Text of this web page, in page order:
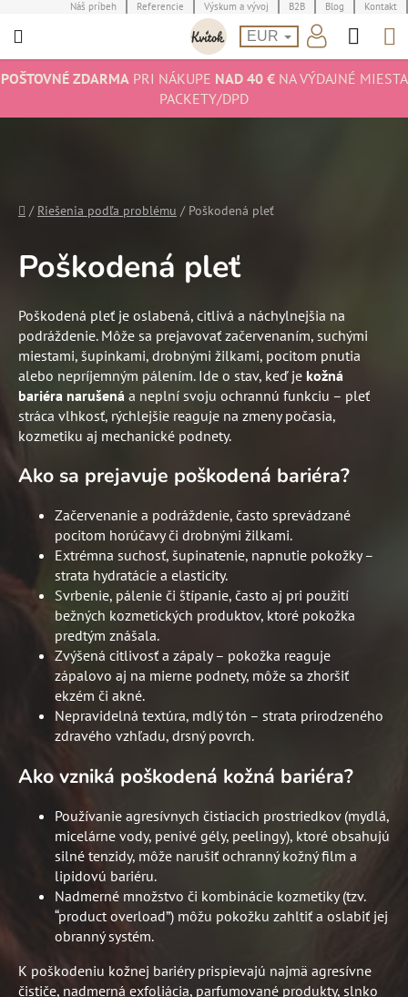
na
Náš príbeh Referencie Výskum a vývoj B2B Blog Kontakt
EUR
POŠTOVNÉ ZDARMAPRI NÁKUPE NAD 40 €NA VÝDAJNÉ MIESTA
PACKETY/DPD
Domov
/ Riešenia podľa problému / Poškodená pleť
Poškodená pleť
Poškodená pleť je oslabená, citlivá a náchylnejšia na
podráždenie. Môže sa prejavovať začervenaním, suchými
miestami, šupinkami, drobnými žilkami, pocitom pnutia
alebo nepríjemným pálením. Ide o stav, keď je kožná
bariéra narušená a neplní svoju ochrannú funkciu – pleť
stráca vlhkosť, rýchlejšie reaguje na zmeny počasia,
kozmetiku aj mechanické podnety.
Ako sa prejavuje poškodená bariéra?
Začervenanie a podráždenie, často sprevádzané
pocitom horúčavy či drobnými žilkami.
Extrémna suchosť, šupinatenie, napnutie pokožky –
strata hydratácie a elasticity.
Svrbenie, pálenie či štípanie, často aj pri použití
bežných kozmetických produktov, ktoré pokožka
predtým znášala.
Zvýšená citlivosť a zápaly – pokožka reaguje
zápalovo aj na mierne podnety, môže sa zhoršiť
ekzém či akné.
Nepravidelná textúra, mdlý tón – strata prirodzeného
zdravého vzhľadu, drsný povrch.
Ako vzniká poškodená kožná bariéra?
Používanie agresívnych čistiacich prostriedkov (mydlá,
micelárne vody, penivé gély, peelingy), ktoré obsahujú
silné tenzidy, môže narušiť ochranný kožný film a
lipidovú bariéru.
Nadmerné množstvo či kombinácie kozmetiky (tzv.
“product overload”) môžu pokožku zahltiť a oslabiť jej
obranný systém.
K poškodeniu kožnej bariéry prispievajú najmä agresívne
čističe, nadmerná exfoliácia, parfumované produkty, slnko